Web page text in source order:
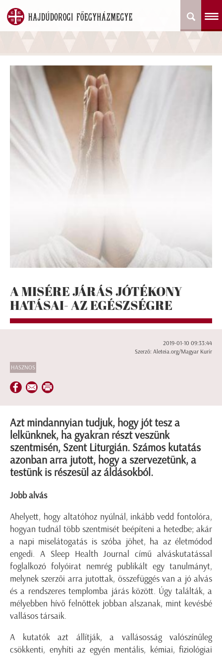
A MISÉRE JÁRÁS JÓTÉKONY
HATÁSAI- AZ EGÉSZSÉGRE
2019-01-10 09:33:44
Szerző: Aleteia.org/Magyar Kurír
HASZNOS
Azt mindannyian tudjuk, hogy jót tesz a
lelkünknek, ha gyakran részt veszünk
szentmisén, Szent Liturgián. Számos kutatás
azonban arra jutott, hogy a szervezetünk, a
testünk is részesül az áldásokból.
Jobb alvás
Ahelyett, hogy altatóhoz nyúlnál, inkább vedd fontolóra,
hogyan tudnál több szentmisét beépíteni a hetedbe; akár
a napi miselátogatás is szóba jöhet, ha az életmódod
engedi. A Sleep Health Journal című alváskutatással
foglalkozó folyóirat nemrég publikált egy tanulmányt,
melynek szerzői arra jutottak, összefüggés van a jó alvás
és a rendszeres templomba járás között. Úgy találták, a
mélyebben hívő felnőttek jobban alszanak, mint kevésbé
vallásos társaik.
A kutatók azt állítják, a vallásosság valószínűleg
csökkenti, enyhíti az egyén mentális, kémiai, fiziológiai